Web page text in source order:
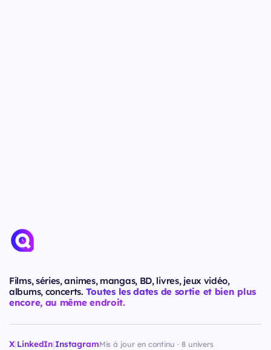
Films, séries, animes, mangas, BD, livres, jeux vidéo,
albums, concerts. Toutes les dates de sortie et bien plus
encore, au même endroit.
X|LinkedIn|InstagramMis à jour en continu · 8 univers